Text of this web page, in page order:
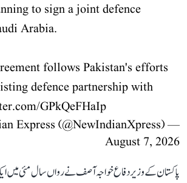
to sign a joint defence
Arabia.
follows Pakistan's efforts
defence partnership with
GPkQeFHaIp
— The New Indian Express (@NewIndianXpress)
August 7, 2026
پاکستان کے وزیر دفاع خواجہ آصف نے رواں سال مئی میں